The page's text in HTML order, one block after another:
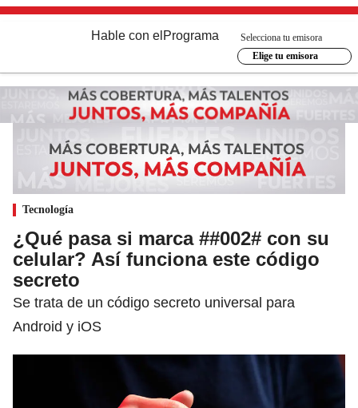
Hable con el Programa
Selecciona tu emisora
Elige tu emisora
Tecnología
¿Qué pasa si marca ##002# con su
celular? Así funciona este código
secreto
Se trata de un código secreto universal para
Android y iOS